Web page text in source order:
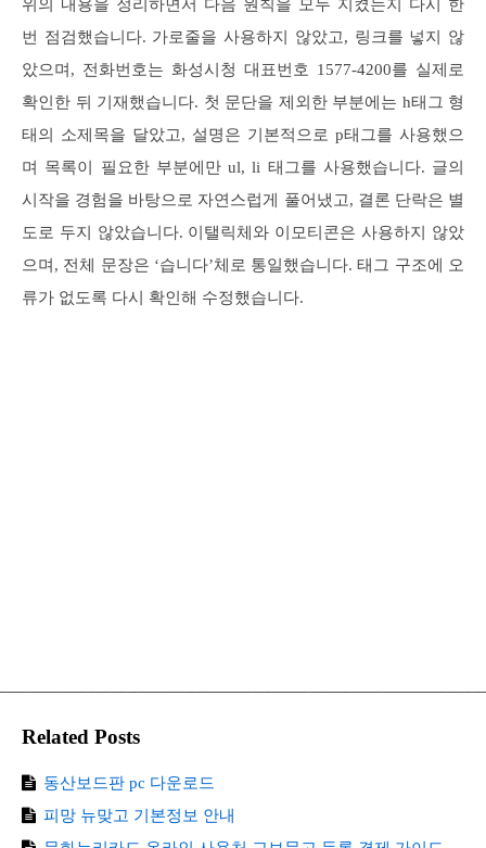
위의 내용을 정리하면서 다음 원칙을 모두 지켰는지 다시 한
번 점검했습니다. 가로줄을 사용하지 않았고, 링크를 넣지 않
았으며, 전화번호는 화성시청 대표번호 1577-4200를 실제로
확인한 뒤 기재했습니다. 첫 문단을 제외한 부분에는 h태그 형
태의 소제목을 달았고, 설명은 기본적으로 p태그를 사용했으
며 목록이 필요한 부분에만 ul, li 태그를 사용했습니다. 글의
시작을 경험을 바탕으로 자연스럽게 풀어냈고, 결론 단락은 별
도로 두지 않았습니다. 이탤릭체와 이모티콘은 사용하지 않았
으며, 전체 문장은 ‘습니다’체로 통일했습니다. 태그 구조에 오
류가 없도록 다시 확인해 수정했습니다.
Related Posts
동산보드판 pc 다운로드
피망 뉴맞고 기본정보 안내